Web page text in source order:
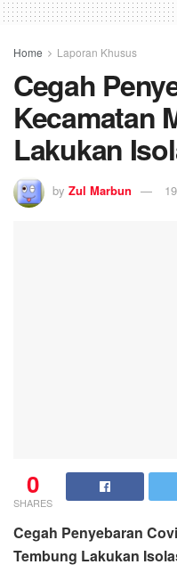
Home Laporan Khusus
Cegah
Kecamatan
Lakukan
by Zul Marbun
0
SHARES
Cegah Penyebaran
Tembung Lakukan